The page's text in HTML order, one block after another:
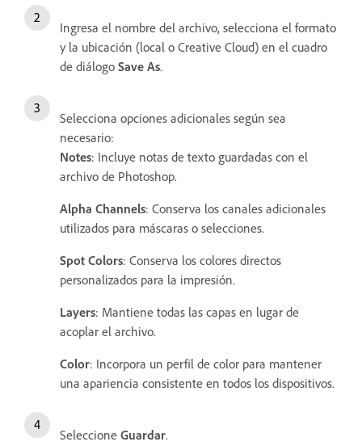
Ingresa el nombre del archivo, selecciona el formato
y la ubicación (local o Creative Cloud) en el cuadro
de diálogo Save As.
Selecciona opciones adicionales según sea
necesario:
Notes: Incluye notas de texto guardadas con el
archivo de Photoshop.
Alpha Channels: Conserva los canales adicionales
utilizados para máscaras o selecciones.
Spot Colors: Conserva los colores directos
personalizados para la impresión.
Layers: Mantiene todas las capas en lugar de
acoplar el archivo.
Color: Incorpora un perfil de color para mantener
una apariencia consistente en todos los dispositivos.
Seleccione Guardar.